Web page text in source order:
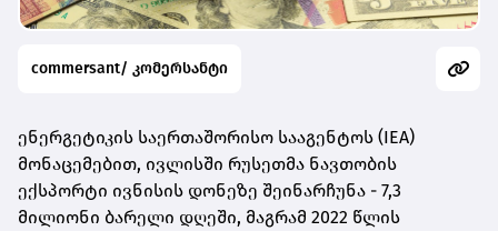
commersant/ კომერსანტი
ენერგეტიკის საერთაშორისო სააგენტოს (IEA)
მონაცემებით, ივლისში რუსეთმა ნავთობის
ექსპორტი ივნისის დონეზე შეინარჩუნა - 7,3
მილიონი ბარელი დღეში, მაგრამ 2022 წლის